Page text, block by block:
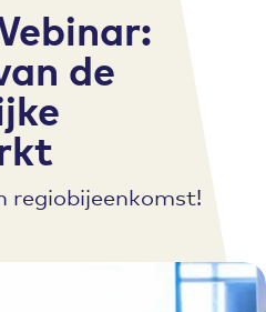
de
regiobijeenkomst!